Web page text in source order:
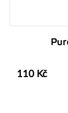
110 Kč